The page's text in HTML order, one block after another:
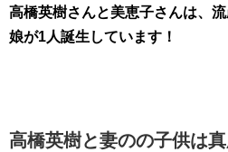
高橋英樹さんと美恵子さんは、
娘が1人誕生しています！
高橋英樹と妻のの子供は